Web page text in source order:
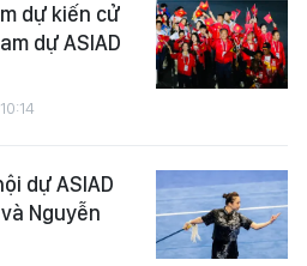
dự kiến cử
dự ASIAD
dự ASIAD
Nguyễn